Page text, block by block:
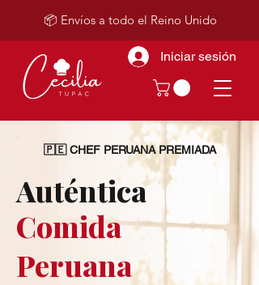
Iniciar sesión
📦 Envíos a todo el Reino Unido
🇵🇪 CHEF PERUANA PREMIADA
Auténtica
Comida
Peruana